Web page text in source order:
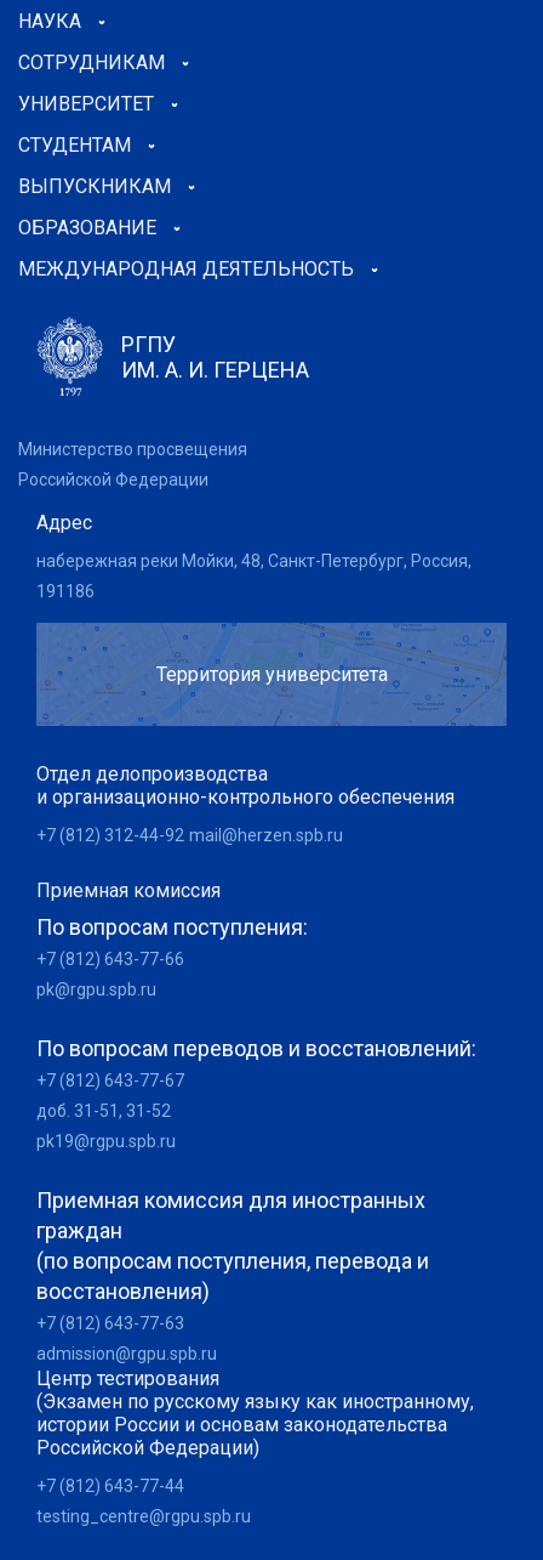
НАУКА
СОТРУДНИКАМ
УНИВЕРСИТЕТ
СТУДЕНТАМ
ВЫПУСКНИКАМ
ОБРАЗОВАНИЕ
МЕЖДУНАРОДНАЯ ДЕЯТЕЛЬНОСТЬ
РГПУ
ИМ. А. И. ГЕРЦЕНА
Министерство просвещения
Российской Федерации
Адрес
набережная реки Мойки, 48, Санкт-Петербург, Россия,
191186
Территория университета
Отдел делопроизводства
и организационно-контрольного обеспечения
+7 (812) 312-44-92 mail@herzen.spb.ru
Приемная комиссия
По вопросам поступления:
+7 (812) 643-77-66
pk@rgpu.spb.ru
По вопросам переводов и восстановлений:
+7 (812) 643-77-67
доб. 31-51, 31-52
pk19@rgpu.spb.ru
Приемная комиссия для иностранных
граждан
(по вопросам поступления, перевода и
восстановления)
+7 (812) 643-77-63
admission@rgpu.spb.ru
Центр тестирования
(Экзамен по русскому языку как иностранному,
истории России и основам законодательства
Российской Федерации)
+7 (812) 643-77-44
testing_centre@rgpu.spb.ru